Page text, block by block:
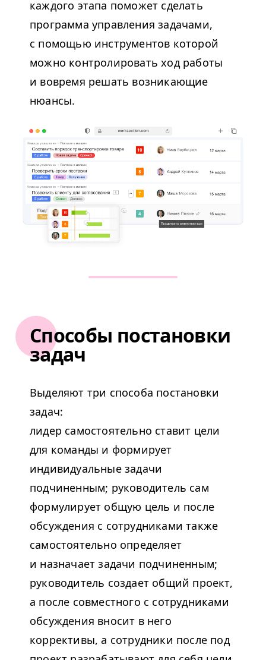
каждого этапа поможет сделать
программа управления задачами,
с помощью инструментов которой
можно контролировать ход работы
и вовремя решать возникающие
нюансы.
Способы постановки
задач
Выделяют три способа постановки
задач:
лидер самостоятельно ставит цели
для команды и формирует
индивидуальные задачи
подчиненным; руководитель сам
формулирует общую цель и после
обсуждения с сотрудниками также
самостоятельно определяет
и назначает задачи подчиненным;
руководитель создает общий проект,
а после совместного с сотрудниками
обсуждения вносит в него
коррективы, а сотрудники после под